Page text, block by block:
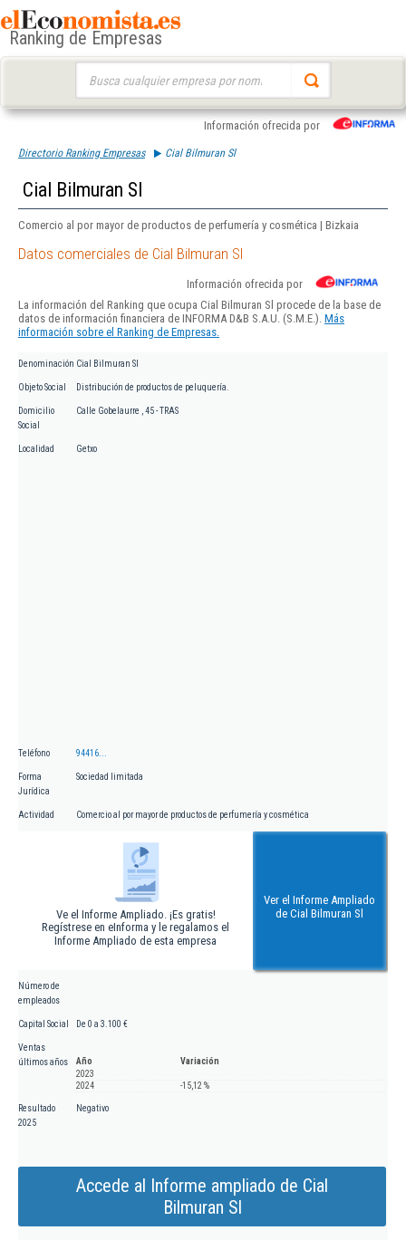
Ranking de Empresas
Información ofrecida por
Directorio Ranking Empresas Cial Bilmuran Sl
Cial Bilmuran Sl
Comercio al por mayor de productos de perfumería y cosmética | Bizkaia
Datos comerciales de Cial Bilmuran Sl
Información ofrecida por
La información del Ranking que ocupa Cial Bilmuran Sl procede de la base de
datos de información financiera de INFORMA D&B S.A.U. (S.M.E.). Más
información sobre el Ranking de Empresas.
Denominación Cial Bilmuran Sl
Objeto Social Distribución de productos de peluquería.
Domicilio
Social
Calle Gobelaurre , 45 - TRAS
Localidad Getxo
Teléfono 94416...
Forma
Jurídica
Sociedad limitada
Actividad Comercio al por mayor de productos de perfumería y cosmética
Ve el Informe Ampliado. ¡Es gratis!
Regístrese en eInforma y le regalamos el
Informe Ampliado de esta empresa
Ver el Informe Ampliado
de Cial Bilmuran Sl
Número de
empleados
Capital Social De 0 a 3.100 €
Ventas
últimos años
Año
Variación
2023
2024
-15,12 %
Resultado
2025
Negativo
Accede al Informe ampliado de Cial
Bilmuran Sl